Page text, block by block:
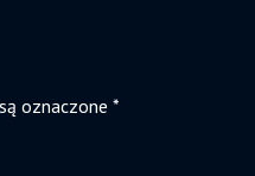
oznaczone *